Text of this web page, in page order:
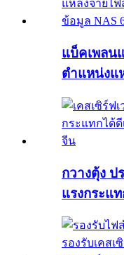
แบ็คเพลน
ตำแหน่งแ
กวางตุ้ง ป
แรงกระแ